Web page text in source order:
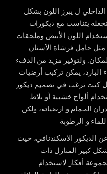
ل يبرز اللون بشكل
يتناسب مع ديكورات
اللون الأبيض وملحقات
مثل حامل فرشاة الأسنان
ولتوفير مزيد من الدفء
يمكن تركيب أرضيات
كنت ترغب في تصميم ديكور
ألواح خشبية أو بلاط
الحمام و ارضياته، ولكن
و الرطوبة
الديكور الاسكندنافي، حيث
كبير المنازل ذات
أفكار لاستخدام